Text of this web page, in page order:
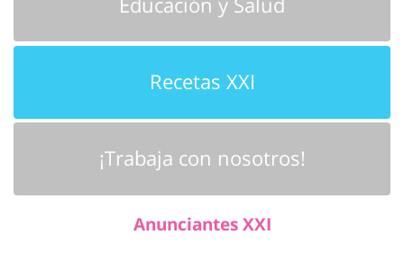
Recetas XXI
¡Trabaja con nosotros!
Anunciantes XXI